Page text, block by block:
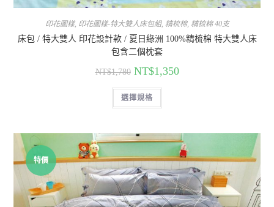
印花圖樣, 印花圖樣-特大雙人床包組, 精梳棉, 精梳棉 40支
床包 / 特大雙人 印花設計款 / 夏日綠洲 100%精梳棉 特大雙人床
包含二個枕套
NT$1,780 NT$1,350
選擇規格
特價